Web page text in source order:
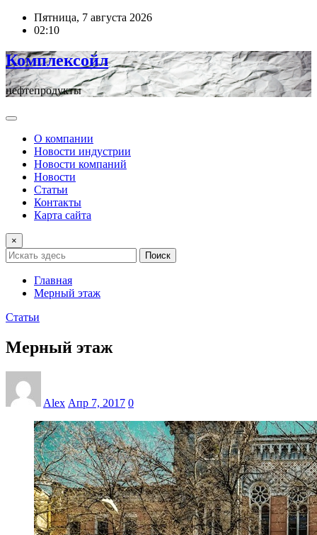
ПерейтиПятница, 7 августа 2026
02:10
Комплексойл
нефтепродукты
О компании
Новости индустрии
Новости компаний
Новости
Статьи
Контакты
Карта сайта
×
Поиск
Главная
Мерный этаж
Статьи
Мерный этаж
Alex Апр 7, 2017 0